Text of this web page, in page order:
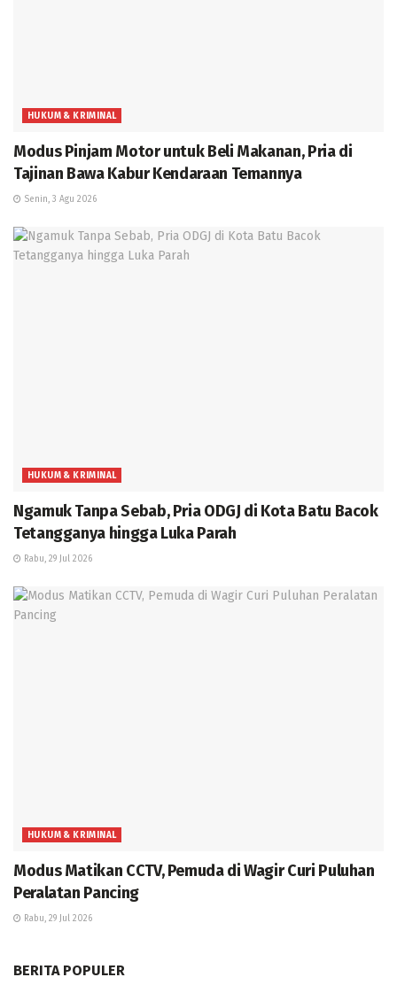
HUKUM & KRIMINAL
Modus Pinjam Motor untuk Beli Makanan, Pria di
Tajinan Bawa Kabur Kendaraan Temannya
Senin, 3 Agu 2026
HUKUM & KRIMINAL
Ngamuk Tanpa Sebab, Pria ODGJ di Kota Batu Bacok
Tetangganya hingga Luka Parah
Rabu, 29 Jul 2026
HUKUM & KRIMINAL
Modus Matikan CCTV, Pemuda di Wagir Curi Puluhan
Peralatan Pancing
Rabu, 29 Jul 2026
BERITA POPULER